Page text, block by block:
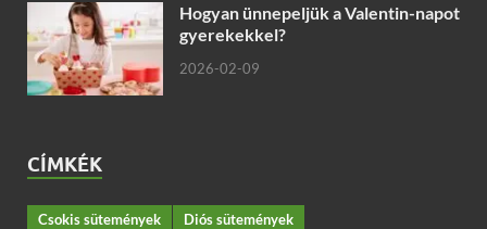
Hogyan ünnepeljük a Valentin-napot
gyerekekkel?
2026-02-09
CÍMKÉK
Csokis sütemények
Diós sütemények